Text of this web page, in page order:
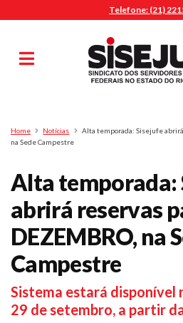
Telefone: (21)
Pesquisa
Home Notícias
Alta temporada: Sisejufe
na Sede Campestre
Alta temporada:
abrirá reservas
DEZEMBRO, na
Campestre
Sistema estará disponível
29 de setembro, a partir
MENU
Sindicalize-se
Jurídico
O Sindicato
Agenda
Casa do Alto
Sede Campestre
Nossos Convênios
Gympass Wellhub
Seguro Auto